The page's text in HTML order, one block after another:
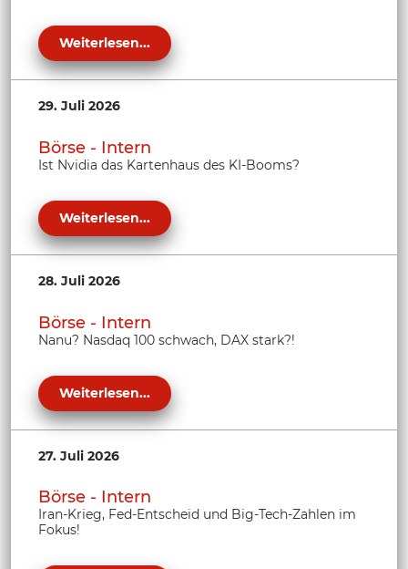
Weiterlesen...
29. Juli 2026
Börse - Intern
Ist Nvidia das Kartenhaus des KI-Booms?
Weiterlesen...
28. Juli 2026
Börse - Intern
Nanu? Nasdaq 100 schwach, DAX stark?!
Weiterlesen...
27. Juli 2026
Börse - Intern
Iran-Krieg, Fed-Entscheid und Big-Tech-Zahlen im
Fokus!